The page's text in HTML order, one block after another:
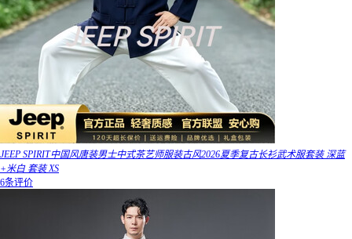
JEEP SPIRIT中国风唐装男士中式茶艺师服装古风2026夏季复古长衫武术服套装 深蓝
+米白 套装 XS
6条评价